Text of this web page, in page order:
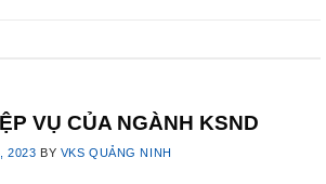
VỤ CỦA NGÀNH KSND
2023 BY VKS QUẢNG NINH